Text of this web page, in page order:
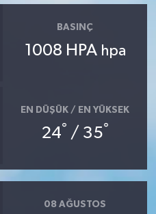
BASINÇ
1008 HPA hpa
EN DÜŞÜK / EN YÜKSEK
24° / 35°
08 AĞUSTOS